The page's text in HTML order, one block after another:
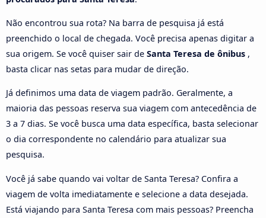
Não encontrou sua rota? Na barra de pesquisa já está
preenchido o local de chegada. Você precisa apenas digitar a
sua origem. Se você quiser sair de Santa Teresa de ônibus ,
basta clicar nas setas para mudar de direção.
Já definimos uma data de viagem padrão. Geralmente, a
maioria das pessoas reserva sua viagem com antecedência de
3 a 7 dias. Se você busca uma data específica, basta selecionar
o dia correspondente no calendário para atualizar sua
pesquisa.
Você já sabe quando vai voltar de Santa Teresa? Confira a
viagem de volta imediatamente e selecione a data desejada.
Está viajando para Santa Teresa com mais pessoas? Preencha